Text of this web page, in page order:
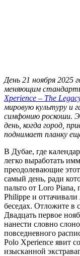
День 21 ноября 2025
меняющим
Xperience – The
мировую культуру и
симфонию роскоши.
день, когда город,
поднимает планку
В Дубае, где
легко выработать
преодолевающие
самый день, ради
пальто от Loro
Philippe и
беседах. Отложите в
Двадцать первое
нанести словно
повседневного
Polo Xperience явит
изысканной